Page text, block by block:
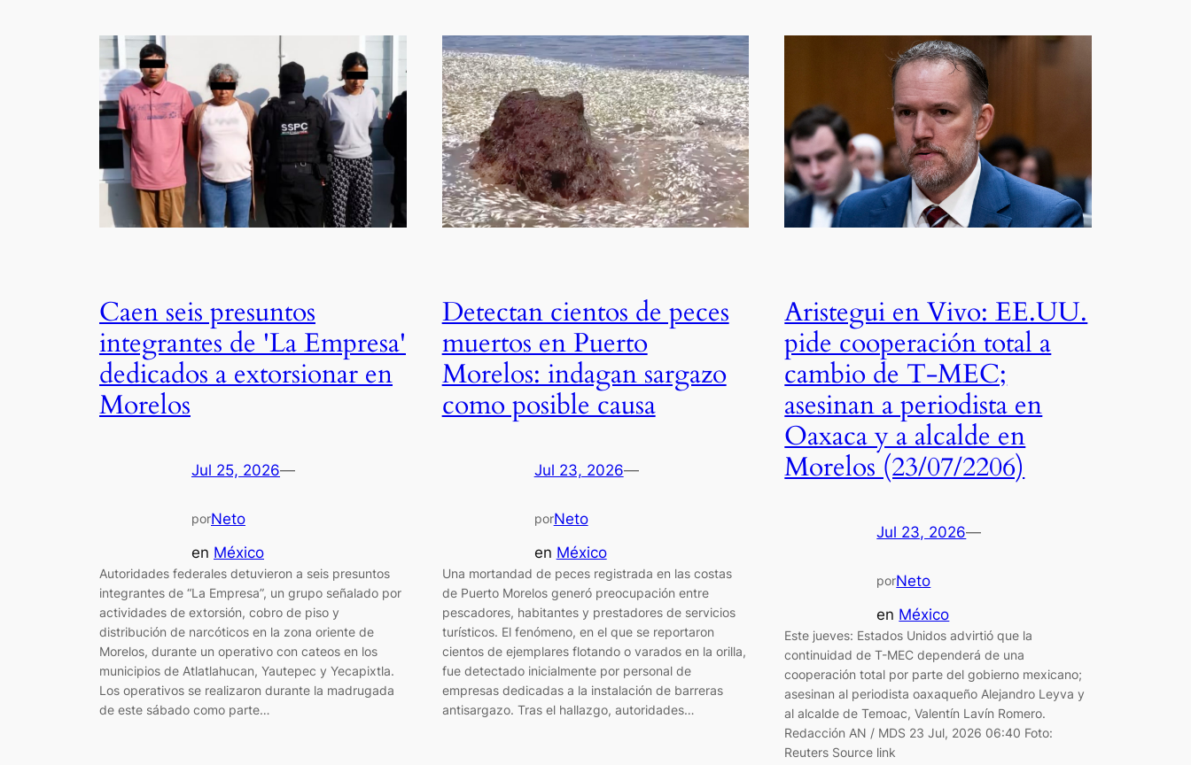
Caen seis presuntos
integrantes de 'La Empresa'
dedicados a extorsionar en
Morelos
Jul 25, 2026—
porNeto
en México
Autoridades federales detuvieron a seis presuntos
integrantes de “La Empresa”, un grupo señalado por
actividades de extorsión, cobro de piso y
distribución de narcóticos en la zona oriente de
Morelos, durante un operativo con cateos en los
municipios de Atlatlahucan, Yautepec y Yecapixtla.
Los operativos se realizaron durante la madrugada
de este sábado como parte…
Detectan cientos de peces
muertos en Puerto
Morelos: indagan sargazo
como posible causa
Jul 23, 2026—
porNeto
en México
Una mortandad de peces registrada en las costas
de Puerto Morelos generó preocupación entre
pescadores, habitantes y prestadores de servicios
turísticos. El fenómeno, en el que se reportaron
cientos de ejemplares flotando o varados en la orilla,
fue detectado inicialmente por personal de
empresas dedicadas a la instalación de barreras
antisargazo. Tras el hallazgo, autoridades…
Aristegui en Vivo: EE.UU.
pide cooperación total a
cambio de T-MEC;
asesinan a periodista en
Oaxaca y a alcalde en
Morelos (23/07/2206)
Jul 23, 2026—
porNeto
en México
Este jueves: Estados Unidos advirtió que la
continuidad de T-MEC dependerá de una
cooperación total por parte del gobierno mexicano;
asesinan al periodista oaxaqueño Alejandro Leyva y
al alcalde de Temoac, Valentín Lavín Romero.
Redacción AN / MDS 23 Jul, 2026 06:40 Foto:
Reuters Source link